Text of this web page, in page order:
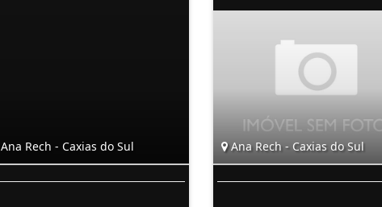
Ana Rech - Caxias do Sul Ana Rech - Caxias do Sul